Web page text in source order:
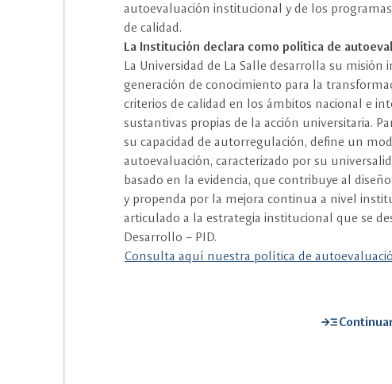
autoevaluación institucional y de los
de calidad.
La Institución declara como política de
La Universidad de La Salle desarrolla su
generación de conocimiento para la
criterios de calidad en los ámbitos nacional e
sustantivas propias de la acción universitaria.
su capacidad de autorregulación, define un
autoevaluación, caracterizado por su
basado en la evidencia, que contribuye al
y propenda por la mejora continua a nivel
articulado a la estrategia institucional que se
Desarrollo – PID.
Consulta aquí nuestra política de
read_more